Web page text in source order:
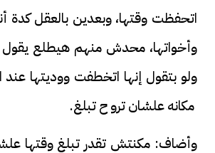
اتحفظت وقتها، وبعدين بالعقل كدة
وأخواتها، محدش منهم هيطلع يقول
ولو بتقول إنها اتخطفت ووديتها عند
مكانه علشان ترو ح تبلغ.
وأضاف: مكنتش تقدر تبلغ وقتها